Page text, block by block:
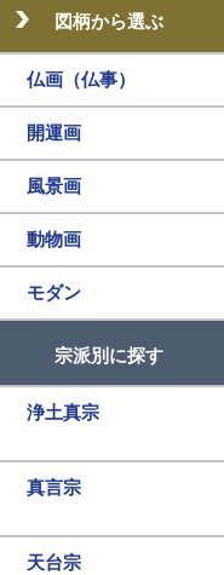
図柄から選ぶ
仏画（仏事）
開運画
風景画
動物画
モダン
宗派別に探す
浄土真宗
真言宗
天台宗